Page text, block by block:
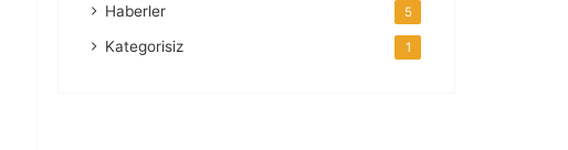
Haberler 5
Kategorisiz 1